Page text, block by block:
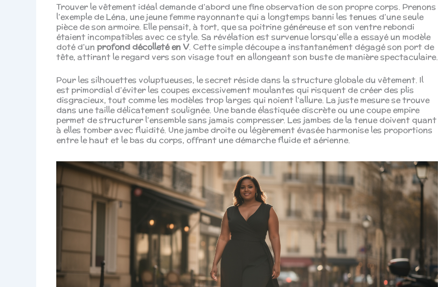
Trouver le vêtement idéal demande d’abord une fine observation de son propre corps. Prenons
l’exemple de Léna, une jeune femme rayonnante qui a longtemps banni les tenues d’une seule
pièce de son armoire. Elle pensait, à tort, que sa poitrine généreuse et son ventre rebondi
étaient incompatibles avec ce style. Sa révélation est survenue lorsqu’elle a essayé un modèle
doté d’un profond décolleté en V. Cette simple découpe a instantanément dégagé son port de
tête, attirant le regard vers son visage tout en allongeant son buste de manière spectaculaire.
Pour les silhouettes voluptueuses, le secret réside dans la structure globale du vêtement. Il
est primordial d’éviter les coupes excessivement moulantes qui risquent de créer des plis
disgracieux, tout comme les modèles trop larges qui noient l’allure. La juste mesure se trouve
dans une taille délicatement soulignée. Une bande élastiquée discrète ou une coupe empire
permet de structurer l’ensemble sans jamais compresser. Les jambes de la tenue doivent quant
à elles tomber avec fluidité. Une jambe droite ou légèrement évasée harmonise les proportions
entre le haut et le bas du corps, offrant une démarche fluide et aérienne.